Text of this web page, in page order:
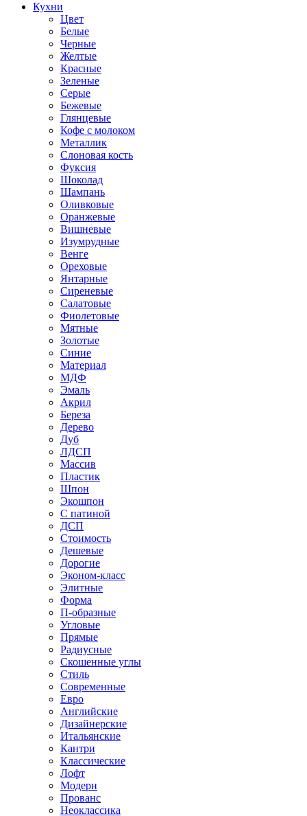
Кухни
Цвет
Белые
Черные
Желтые
Красные
Зеленые
Серые
Бежевые
Глянцевые
Кофе с молоком
Металлик
Слоновая кость
Фуксия
Шоколад
Шампань
Оливковые
Оранжевые
Вишневые
Изумрудные
Венге
Ореховые
Янтарные
Сиреневые
Салатовые
Фиолетовые
Мятные
Золотые
Синие
Материал
МДФ
Эмаль
Акрил
Береза
Дерево
Дуб
ЛДСП
Массив
Пластик
Шпон
Экошпон
С патиной
ДСП
Стоимость
Дешевые
Дорогие
Эконом-класс
Элитные
Форма
П-образные
Угловые
Прямые
Радиусные
Скошенные углы
Стиль
Современные
Евро
Английские
Дизайнерские
Итальянские
Кантри
Классические
Лофт
Модерн
Прованс
Неоклассика